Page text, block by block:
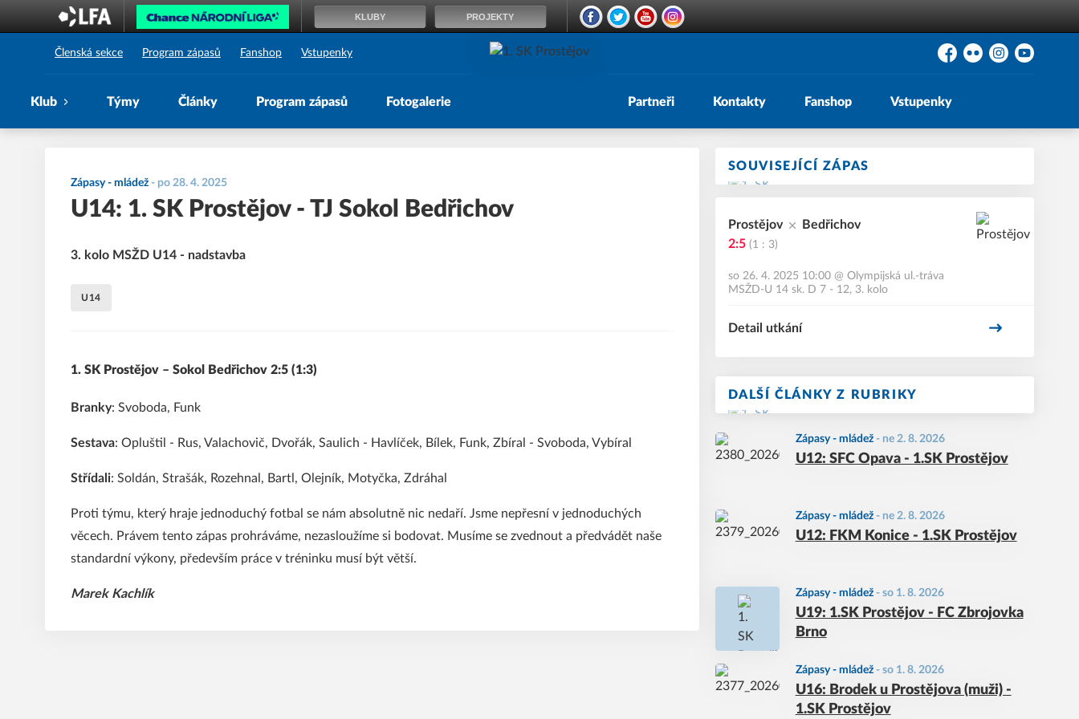
Členská sekce Program zápasů Fanshop Vstupenky
Facebook
Flickr Instagram
YouTube
Klub Týmy Články Program zápasů Fotogalerie Partneři Kontakty Fanshop Vstupenky
SOUVISEJÍCÍ ZÁPAS
Prostějov
Bedřichov
2:5 (1 : 3)
so 26. 4. 2025 10:00@ Olympijská ul.-tráva
MSŽD-U 14 sk. D 7 - 12, 3. kolo
Detail utkání
DALŠÍ ČLÁNKY Z RUBRIKY
Zápasy - mládež- ne 2. 8. 2026
U12: SFC Opava - 1.SK Prostějov
Zápasy - mládež- ne 2. 8. 2026
U12: FKM Konice - 1.SK Prostějov
Zápasy - mládež- so 1. 8. 2026
U19: 1.SK Prostějov - FC Zbrojovka
Brno
Zápasy - mládež- so 1. 8. 2026
U16: Brodek u Prostějova (muži) -
1.SK Prostějov
Zápasy - mládež - po 28. 4. 2025
U14: 1. SK Prostějov - TJ Sokol Bedřichov
3. kolo MSŽD U14 - nadstavba
U14
1. SK Prostějov – Sokol Bedřichov 2:5 (1:3)
Branky: Svoboda, Funk
Sestava: Opluštil - Rus, Valachovič, Dvořák, Saulich - Havlíček, Bílek, Funk, Zbíral - Svoboda, Vybíral
Střídali: Soldán, Strašák, Rozehnal, Bartl, Olejník, Motyčka, Zdráhal
Proti týmu, který hraje jednoduchý fotbal se nám absolutně nic nedaří. Jsme nepřesní v jednoduchých
věcech. Právem tento zápas prohráváme, nezasloužíme si bodovat. Musíme se zvednout a předvádět naše
standardní výkony, především práce v tréninku musí být větší.
Marek Kachlík
KLUBY PROJEKTY